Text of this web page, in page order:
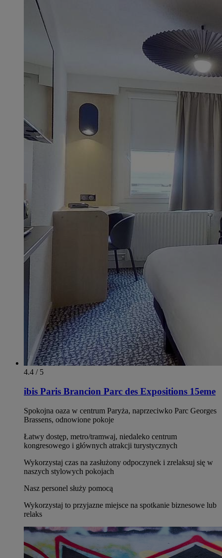
4.4 / 5
ibis Paris Brancion Parc des Expositions 15eme
Spokojna oaza w centrum Paryża, naprzeciwko Parc Georges
Brassens, odnowione pokoje
Łatwy dostęp, metro/tramwaj, niedaleko centrum
kongresowego i głównych atrakcji turystycznych
Wykorzystaj czas na zasłużony odpoczynek i zrelaksuj się w
naszych stylowych pokojach
Nasz personel służy pomocą
Wykorzystaj to przyjazne miejsce na spotkanie biznesowe lub
relaks